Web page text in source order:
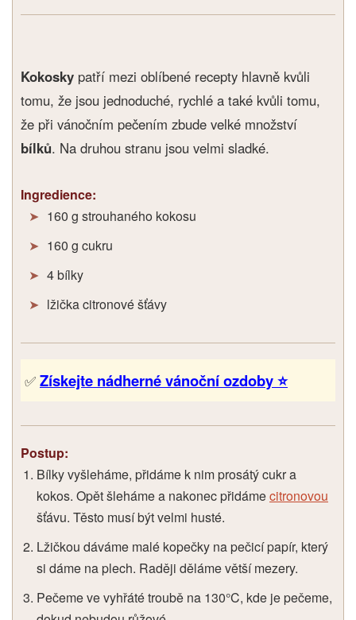
Kokosky patří mezi oblíbené recepty hlavně kvůli
tomu, že jsou jednoduché, rychlé a také kvůli tomu,
že při vánočním pečením zbude velké množství
bílků. Na druhou stranu jsou velmi sladké.
Ingredience:
160 g strouhaného kokosu
160 g cukru
4 bílky
lžička citronové šťávy
✅ Získejte nádherné vánoční ozdoby ⭐
Postup:
Bílky vyšleháme, přidáme k nim prosátý cukr a
kokos. Opět šleháme a nakonec přidámecitronovou
šťávu. Těsto musí být velmi husté.
Lžičkou dáváme malé kopečky na pečicí papír, který
si dáme na plech. Raději děláme větší mezery.
Pečeme ve vyhřáté troubě na 130°C, kde je pečeme,